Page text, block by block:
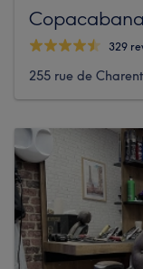
329
255 rue de